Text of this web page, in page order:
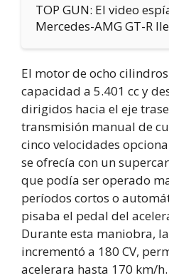
TOP GUN: El video
Mercedes-AMG GT-R
El motor de ocho
capacidad a 5.401 cc y
dirigidos hacia el eje
transmisión manual de
cinco velocidades
se ofrecía con un
que podía ser operado
períodos cortos o
pisaba el pedal del
Durante esta maniobra,
incrementó a 180 CV,
acelerara hasta 170 km/h.